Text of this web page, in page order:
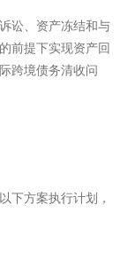
讼、资产冻结和与
前提下实现资产回
跨境债务清收问
下方案执行计划，